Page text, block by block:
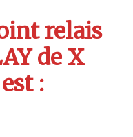
relais
de X
: